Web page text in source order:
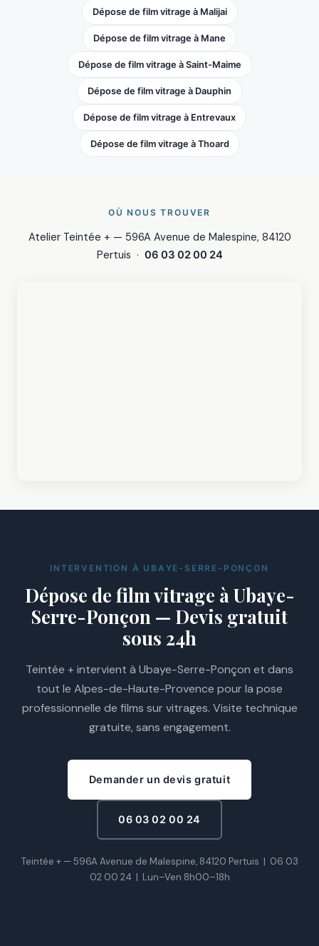
Dépose de film vitrage à Malijai
Dépose de film vitrage à Mane
Dépose de film vitrage à Saint-Maime
Dépose de film vitrage à Dauphin
Dépose de film vitrage à Entrevaux
Dépose de film vitrage à Thoard
OÙ NOUS TROUVER
Atelier Teintée + — 596A Avenue de Malespine, 84120
Pertuis · 06 03 02 00 24
INTERVENTION À UBAYE-SERRE-PONÇON
Dépose de film vitrage à Ubaye-
Serre-Ponçon — Devis gratuit
sous 24h
Teintée + intervient à Ubaye-Serre-Ponçon et dans
tout le Alpes-de-Haute-Provence pour la pose
professionnelle de films sur vitrages. Visite technique
gratuite, sans engagement.
Demander un devis gratuit
06 03 02 00 24
Teintée + — 596A Avenue de Malespine, 84120 Pertuis | 06 03
02 00 24 | Lun–Ven 8h00–18h